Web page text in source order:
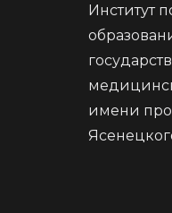
Институт
имени